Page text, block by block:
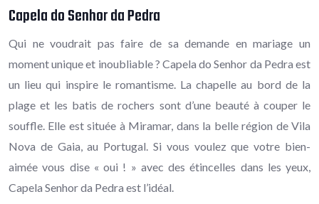
Capela do Senhor da Pedra
Qui ne voudrait pas faire de sa demande en mariage un
moment unique et inoubliable ? Capela do Senhor da Pedra est
un lieu qui inspire le romantisme. La chapelle au bord de la
plage et les batis de rochers sont d’une beauté à couper le
souffle. Elle est située à Miramar, dans la belle région de Vila
Nova de Gaia, au Portugal. Si vous voulez que votre bien-
aimée vous dise « oui ! » avec des étincelles dans les yeux,
Capela Senhor da Pedra est l’idéal.